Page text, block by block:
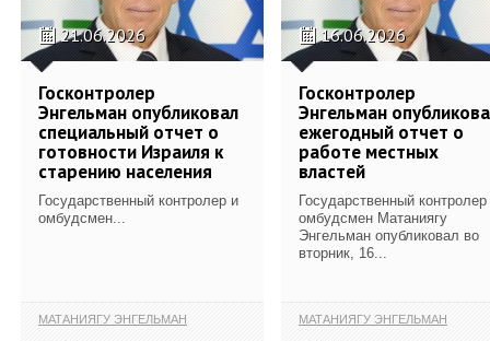
21.06.2026
Госконтролер
Энгельман опубликовал
специальный отчет о
готовности Израиля к
старению населения
Государственный контролер и
омбудсмен...
МАТАНИЯГУ ЭНГЕЛЬМАН
16.06.2026
Госконтролер
Энгельман
ежегодный отчет о
работе местных
властей
Государственный контролер
омбудсмен Матаниягу
Энгельман опубликовал во
вторник, 16...
МАТАНИЯГУ ЭНГЕЛЬМАН